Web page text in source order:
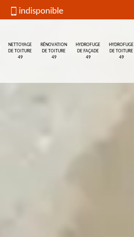
indisponible
NETTOYAGE
DE TOITURE
49
RÉNOVATION
DE TOITURE
49
HYDROFUGE
DE FAÇADE
49
HYDROFUGE
DE TOITURE
49